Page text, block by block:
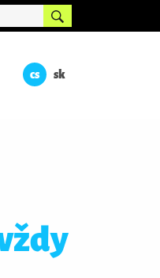
cs sk